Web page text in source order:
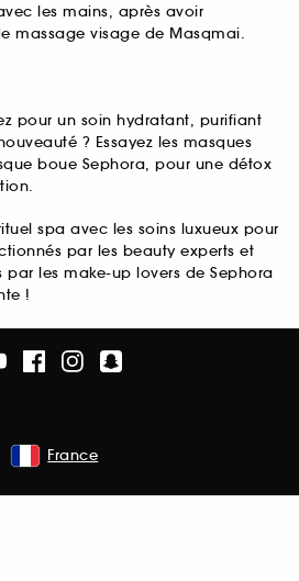
les mains, après avoir
massage visage de Masqmai.
pour un soin hydratant, purifiant
? Essayez les masques
boue Sephora, pour une détox
spa avec les soins luxueux pour
par les beauty experts et
par les make-up lovers de Sephora
!
France